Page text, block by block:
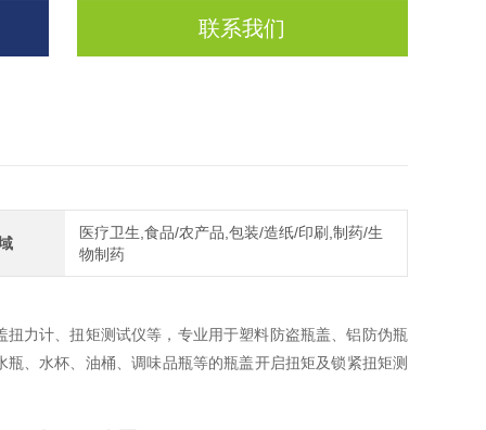
联系我们
医疗卫生,食品/农产品,包装/造纸/印刷,制药/生
物制药
力计、扭矩测试仪等，专业用于塑料防盗瓶盖、铝防伪瓶
、水杯、油桶、调味品瓶等的瓶盖开启扭矩及锁紧扭矩测